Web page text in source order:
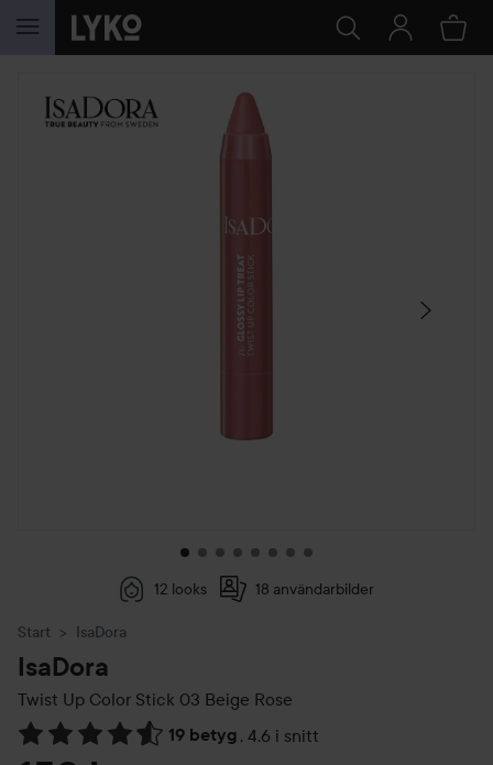
HOPPA TILL INNEHÅLLET
HOPPA ÖVER SEKTIONEN
12 looks 18 användarbilder
Start IsaDora
IsaDora
Twist Up Color Stick 03 Beige Rose
19 betyg , 4.6 i snitt
Hoppa till Betyg & kommentarer